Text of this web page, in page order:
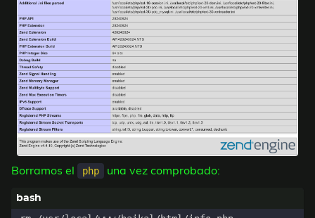
Borramos el php una vez comprobado: